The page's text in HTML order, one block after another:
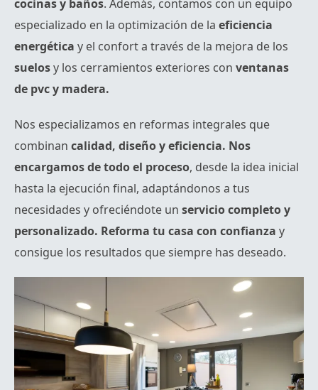
cocinas y baños. Además, contamos con un equipo
especializado en la optimización de la eficiencia
energética y el confort a través de la mejora de los
suelosy los cerramientos exteriores con ventanas
de pvc y madera.
Nos especializamos en reformas integrales que
combinan calidad, diseño y eficiencia. Nos
encargamos de todo el proceso, desde la idea inicial
hasta la ejecución final, adaptándonos a tus
necesidades y ofreciéndote un servicio completo y
personalizado. Reforma tu casa con confianza y
consigue los resultados que siempre has deseado.